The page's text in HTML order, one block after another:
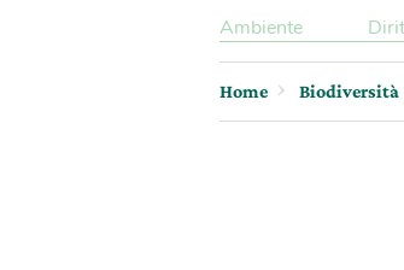
Ambiente
Home Biodiversità